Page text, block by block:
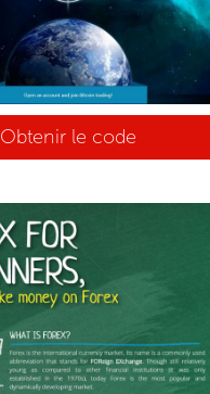
Obtenir le code